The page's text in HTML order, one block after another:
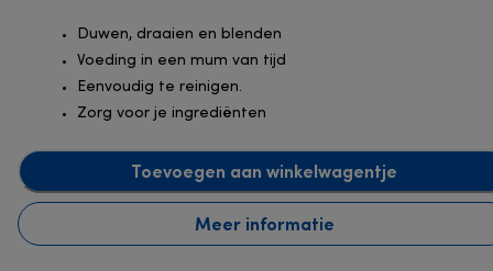
Duwen, draaien en blenden
Voeding in een mum van tijd
Eenvoudig te reinigen.
Zorg voor je ingrediënten
Toevoegen aan winkelwagentje
Meer informatie